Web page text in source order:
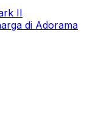
II
di Adorama